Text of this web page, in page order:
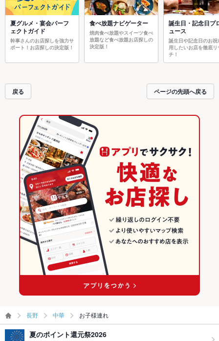
夏グルメ・宴会パーフ
ェクトガイド
幹事さんのお店探しを強力サ
ポート！お店探しの決定版！
食べ放題ナビゲーター
焼肉食べ放題やスイーツ食べ
放題など食べ放題お店探しの
決定版！
誕生日・記念日プ
ュース
誕生日や記念日のお祝
用したいお店を徹底リ
チ！
戻る ページの先頭へ戻る
長野 中華 お子様連れ
夏のポイント還元祭2026